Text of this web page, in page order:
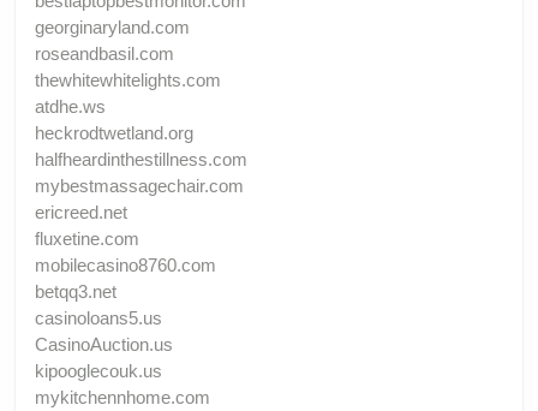
georginaryland.com
roseandbasil.com
thewhitewhitelights.com
atdhe.ws
heckrodtwetland.org
halfheardinthestillness.com
mybestmassagechair.com
ericreed.net
fluxetine.com
mobilecasino8760.com
betqq3.net
casinoloans5.us
CasinoAuction.us
kipooglecouk.us
mykitchennhome.com